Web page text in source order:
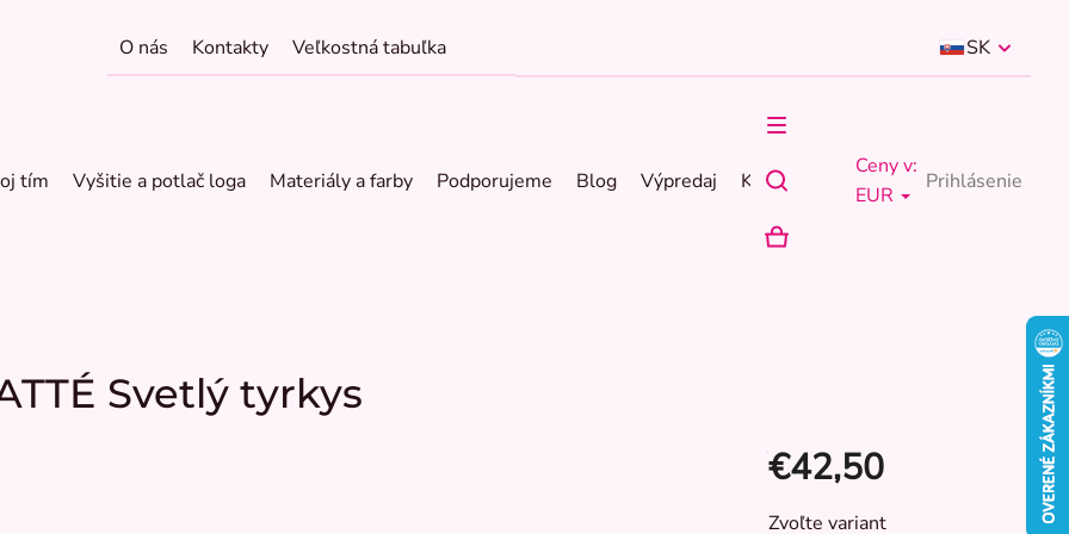
O nás Kontakty Veľkostná tabuľka SK
tím Vyšitie a potlač loga Materiály a farby Podporujeme Blog Výpredaj Kontakty
Ceny v:
EUR
Prihlásenie
NÁKUPNÝ
Svetlý tyrkys
€42,50
Jednotková
Zvoľte variant